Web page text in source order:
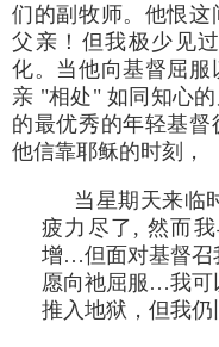
们的副牧师。他恨
父亲！但我极少见
化。当他向基督屈
亲 "相处" 如同知心
的最优秀的年轻基
他信靠耶稣的时刻，
当星期天来临
疲力尽了, 然而
增…但面对基督召
愿向祂屈服…我可
推入地狱，但我